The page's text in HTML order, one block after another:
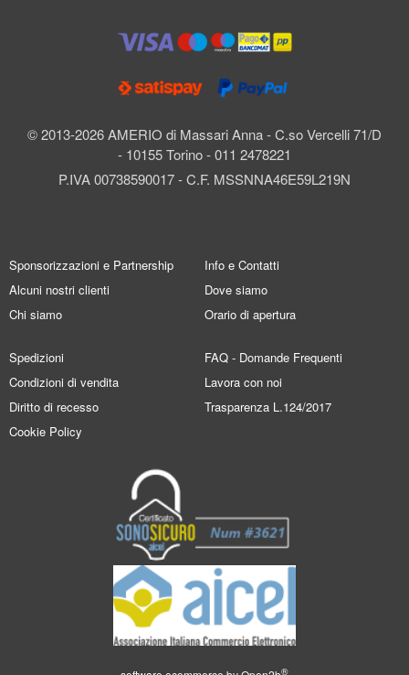
© 2013-2026 AMERIO di Massari Anna - C.so Vercelli 71/D
- 10155 Torino - 011 2478221
P.IVA 00738590017 - C.F. MSSNNA46E59L219N
Sponsorizzazioni e Partnership
Alcuni nostri clienti
Chi siamo
Info e Contatti
Dove siamo
Orario di apertura
Spedizioni
Condizioni di vendita
Diritto di recesso
Cookie Policy
FAQ - Domande Frequenti
Lavora con noi
Trasparenza L.124/2017
®